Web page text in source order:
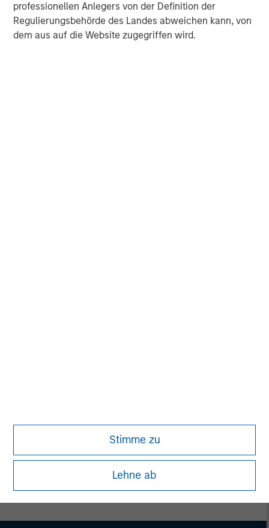
professionellen Anlegers von der Definition der
Regulierungsbehörde des Landes abweichen kann, von
dem aus auf die Website zugegriffen wird.
Stimme zu
Lehne ab
Morgan Stanley (NYSE: MS) is a leading global financial
services firm providing investment banking, securities,
wealth management and investment management